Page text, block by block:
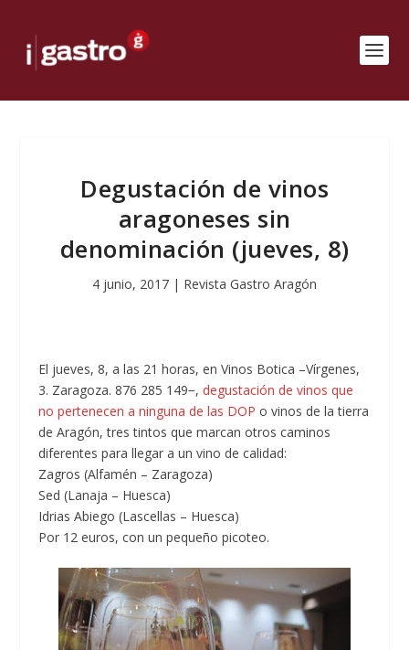
Degustación de vinos
aragoneses sin
denominación (jueves, 8)
4 junio, 2017 | Revista Gastro Aragón
El jueves, 8, a las 21 horas, en Vinos Botica –Vírgenes,
3. Zaragoza. 876 285 149−,degustación de vinos que
no pertenecen a ninguna de las DOP o vinos de la tierra
de Aragón, tres tintos que marcan otros caminos
diferentes para llegar a un vino de calidad:
Zagros (Alfamén – Zaragoza)
Sed (Lanaja – Huesca)
Idrias Abiego (Lascellas – Huesca)
Por 12 euros, con un pequeño picoteo.